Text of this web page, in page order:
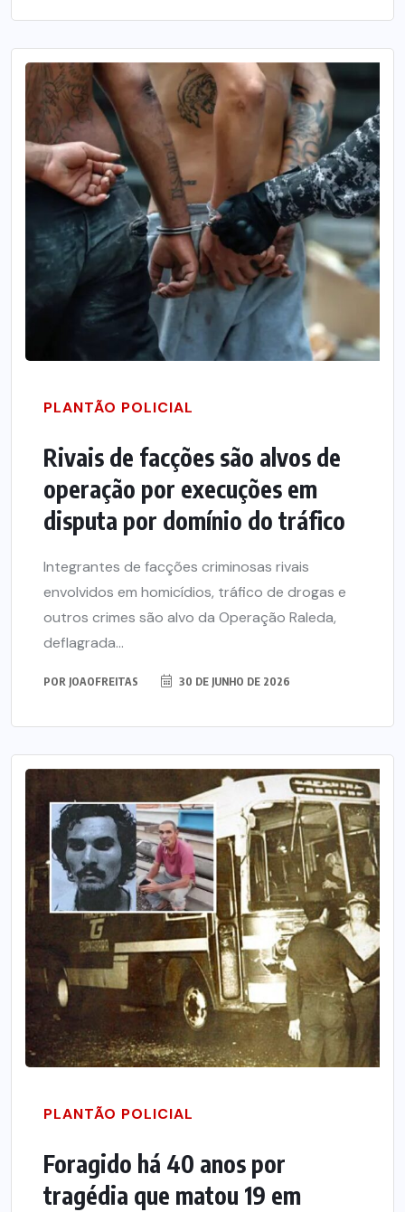
PLANTÃO POLICIAL
Rivais de facções são alvos de
operação por execuções em
disputa por domínio do tráfico
Integrantes de facções criminosas rivais
envolvidos em homicídios, tráfico de drogas e
outros crimes são alvo da Operação Raleda,
deflagrada...
POR JOAOFREITAS 30 DE JUNHO DE 2026
PLANTÃO POLICIAL
Foragido há 40 anos por
tragédia que matou 19 em